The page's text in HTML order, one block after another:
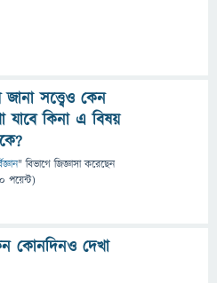
জানা সত্ত্বেও কেন
যাবে কিনা এ বিষয়
" বিভাগে জিজ্ঞাসাকরেছেন
পয়েন্ট)
কোনদিনও দেখা